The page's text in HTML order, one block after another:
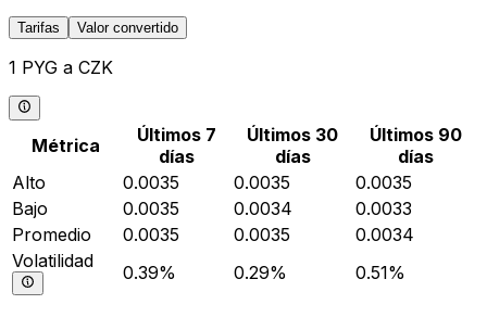
Tarifas Valor convertido
1 PYG a CZK
Métrica
Últimos 7
días
Últimos 30
días
Últimos 90
días
Alto
0.0035 0.0035
0.0035
Bajo
0.0035 0.0034
0.0033
Promedio
0.0035 0.0035
0.0034
Volatilidad
0.39% 0.29% 0.51%